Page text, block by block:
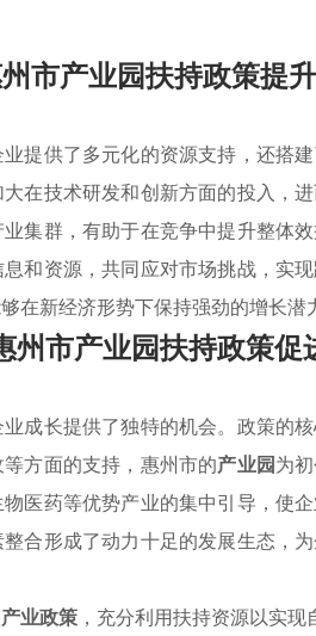
市产业园扶持政策提
提供了多元化的资源支持，还搭
在技术研发和创新方面的投入，
集群，有助于在竞争中提升整体
和资源，共同应对市场挑战，实
在新经济形势下保持强劲的增长潜
州市产业园扶持政策促
业成长提供了独特的机会。政策的
方面的支持，惠州市的产业园为
医药等优势产业的集中引导，使
合形成了动力十足的发展生态，
产业政策 ，充分利用扶持资源以实现